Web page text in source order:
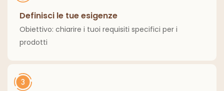
Definisci le tue esigenze
Obiettivo: chiarire i tuoi requisiti specifici per i
prodotti